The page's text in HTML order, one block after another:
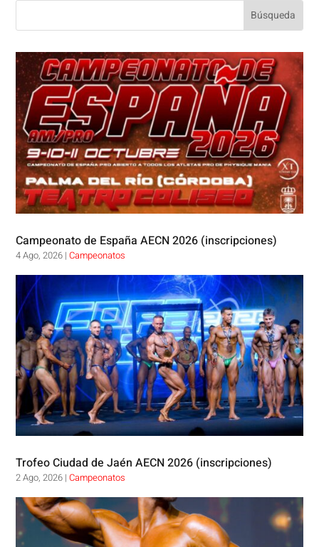
Campeonato de España AECN 2026 (inscripciones)
4 Ago, 2026 |Campeonatos
Trofeo Ciudad de Jaén AECN 2026 (inscripciones)
2 Ago, 2026 |Campeonatos